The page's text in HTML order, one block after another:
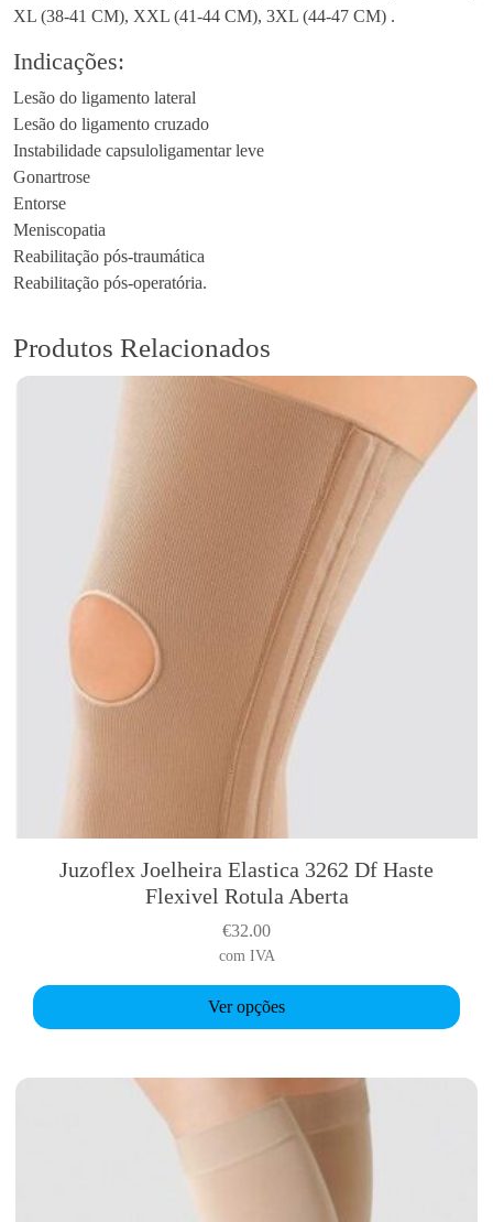
XL (38-41 CM), XXL (41-44 CM), 3XL (44-47 CM) .
Indicações:
Lesão do ligamento lateral
Lesão do ligamento cruzado
Instabilidade capsuloligamentar leve
Gonartrose
Entorse
Meniscopatia
Reabilitação pós-traumática
Reabilitação pós-operatória.
Produtos Relacionados
Juzoflex Joelheira Elastica 3262 Df Haste
Flexivel Rotula Aberta
€32.00
com IVA
Ver opções
r
o
u